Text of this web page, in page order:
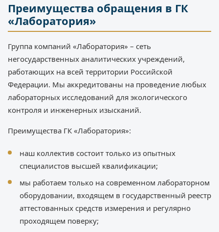
Преимущества обращения в ГК
«Лаборатория»
Группа компаний «Лаборатория» – сеть
негосударственных аналитических учреждений,
работающих на всей территории Российской
Федерации. Мы аккредитованы на проведение любых
лабораторных исследований для экологического
контроля и инженерных изысканий.
Преимущества ГК «Лаборатория»:
наш коллектив состоит только из опытных
специалистов высшей квалификации;
мы работаем только на современном лабораторном
оборудовании, входящем в государственный реестр
аттестованных средств измерения и регулярно
проходящем поверку;